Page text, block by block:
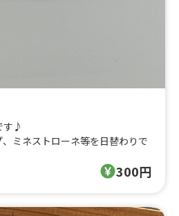
す♪
ミネストローネ等を日替わりで
300円